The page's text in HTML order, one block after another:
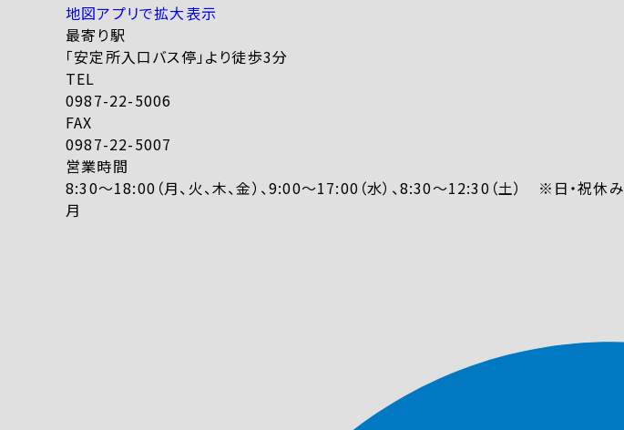
地図アプリで拡大表示
最寄り駅
「安定所入口バス停」より徒歩3分
TEL
0987-22-5006
FAX
0987-22-5007
営業時間
8:30～18:00（月、火、木、金）、9:00～17:00（水）、8:30～12:30（土） ※日・祝休み
月